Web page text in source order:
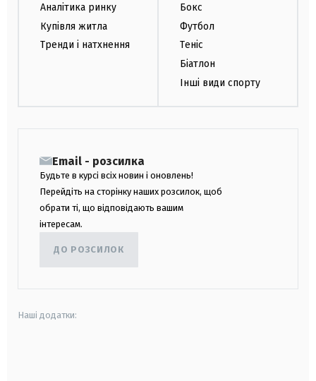
Аналітика ринку
Купівля житла
Тренди і натхнення
Бокс
Футбол
Теніс
Біатлон
Інші види спорту
Email - розсилка
Будьте в курсі всіх новин і оновлень!
Перейдіть на сторінку наших розсилок, щоб
обрати ті, що відповідають вашим
інтересам.
ДО РОЗСИЛОК
Наші додатки: